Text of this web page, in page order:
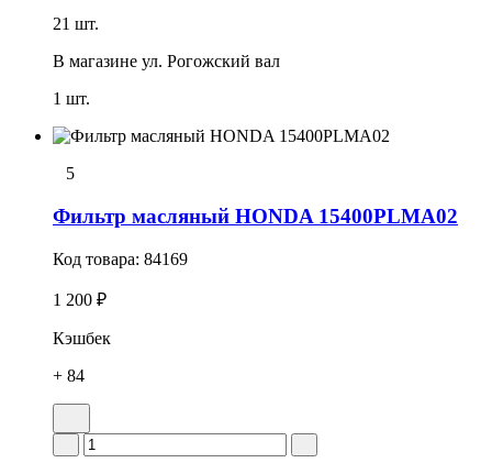
21 шт.
В магазине ул. Рогожский вал
1 шт.
5
Фильтр масляный HONDA 15400PLMA02
Код товара: 84169
1 200 ₽
Кэшбек
+ 84